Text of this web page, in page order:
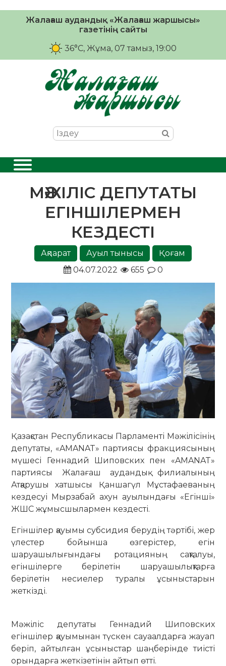
Жалағаш аудандық «Жалағаш жаршысы»
газетінің сайты
36°C, Жұма, 07 тамыз, 19:00
МӘЖІЛІС ДЕПУТАТЫ
ЕГІНШІЛЕРМЕН
КЕЗДЕСТІ
Ақпарат Ауыл тынысы
Қоғам
04.07.2022
655 0
Қазақстан Республикасы Парламенті Мәжілісінің
депутаты, «AMANAT» партиясы фракциясының
мүшесі Геннадий Шиповских пен «AMANAT»
партиясы Жалағаш аудандық филиалының
Атқарушы хатшысы Қаншагүл Мұстафаеваның
кездесуі Мырзабай ахун ауылындағы «Егінші»
ЖШС жұмысшылармен кездесті.
Егіншілер қауымы субсидия берудің тәртібі, жер
үлестер бойынша өзгерістер, егін
шаруашылығындағы ротацияның сақталуы,
егіншілерге берілетін шаруашылықтарға
берілетін несиелер туралы ұсыныстарын
жеткізді.
Мәжіліс депутаты Геннадий Шиповских
егіншілер қауымынан түскен сауаалдарға жауап
беріп, айтылған ұсыныстар шаңберінде тиісті
орындарға жеткізетінін айтып өтті.